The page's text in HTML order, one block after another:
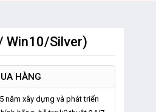
Win10/Silver)
HÀNG
năm xây dựng và phát triển